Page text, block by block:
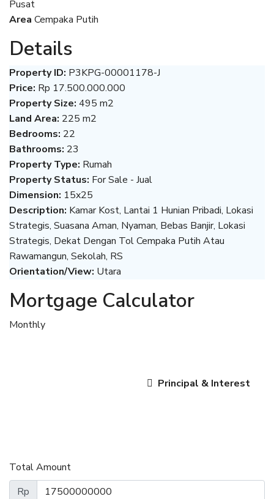
Pusat
Area Cempaka Putih
Details
Property ID: P3KPG-00001178-J
Price: Rp 17.500.000.000
Property Size: 495 m2
Land Area: 225 m2
Bedrooms: 22
Bathrooms: 23
Property Type: Rumah
Property Status: For Sale - Jual
Dimension: 15x25
Description: Kamar Kost, Lantai 1 Hunian Pribadi, Lokasi
Strategis, Suasana Aman, Nyaman, Bebas Banjir, Lokasi
Strategis, Dekat Dengan Tol Cempaka Putih Atau
Rawamangun, Sekolah, RS
Orientation/View: Utara
Mortgage Calculator
Monthly
Principal & Interest
Total Amount
Rp